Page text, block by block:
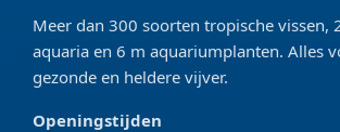
Meer dan 300 soorten tropische vissen,
aquaria en 6 m aquariumplanten. Alles
gezonde en heldere vijver.
Openingstijden